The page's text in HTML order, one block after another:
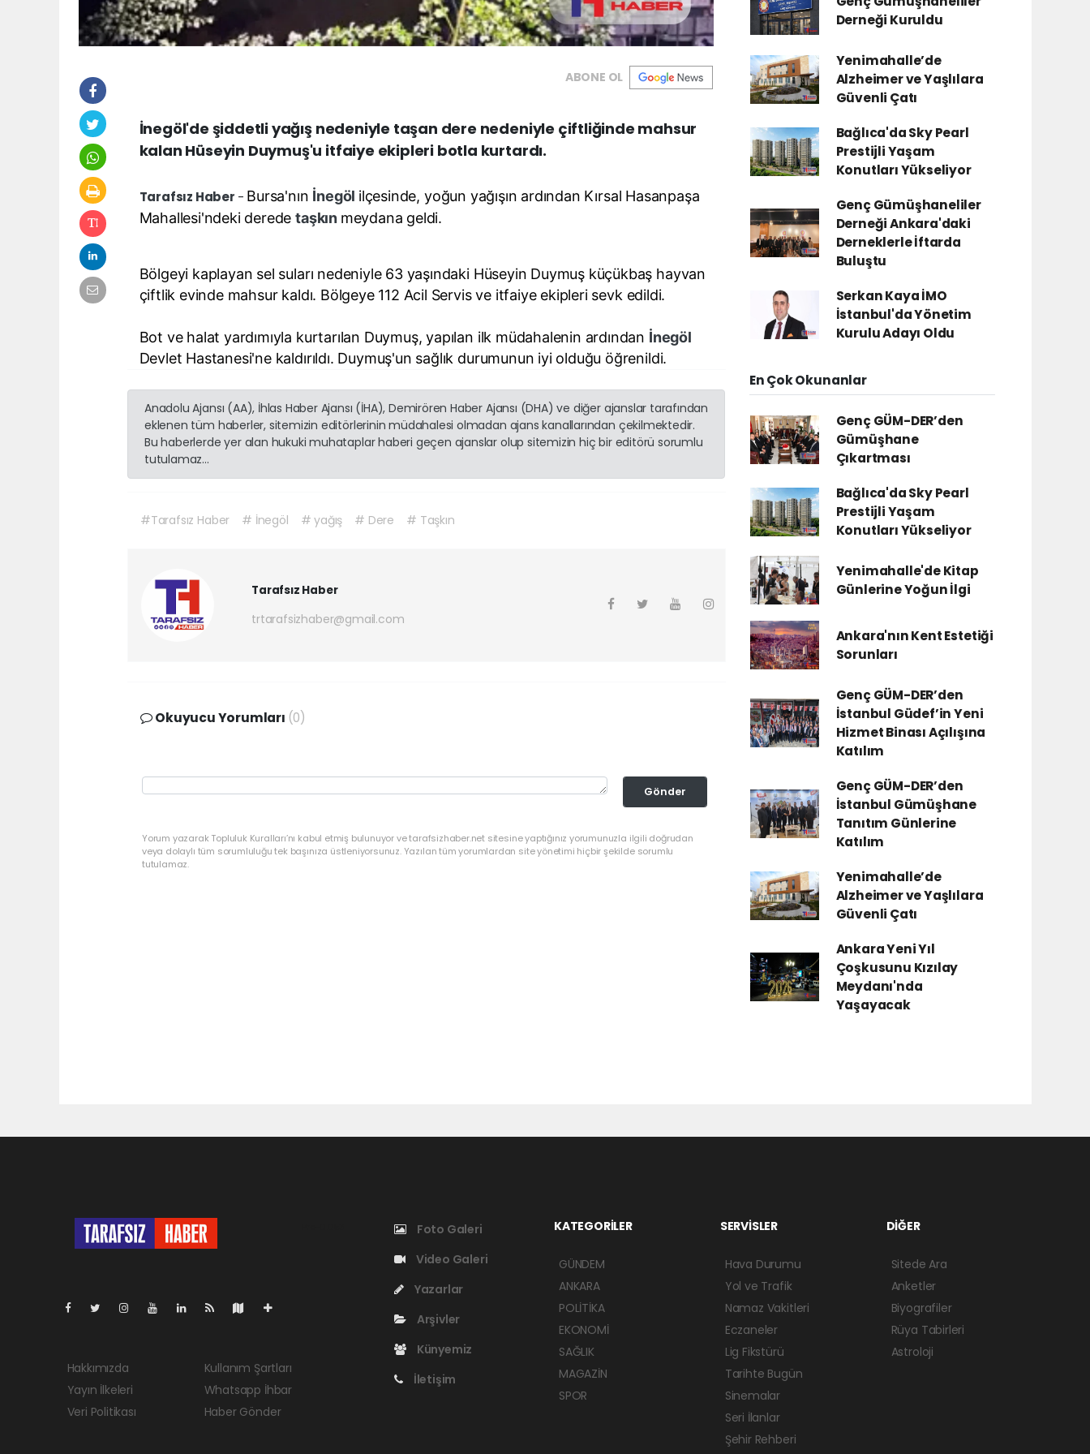
ABONE OL
İnegöl'de şiddetli yağış nedeniyle taşan dere nedeniyle çiftliğinde mahsur
kalan Hüseyin Duymuş'u itfaiye ekipleri botla kurtardı.
Tarafsız Haber - Bursa'nın İnegöl ilçesinde, yoğun yağışın ardından Kırsal Hasanpaşa
Mahallesi'ndeki deredetaşkın meydana geldi.
Bölgeyi kaplayan sel suları nedeniyle 63 yaşındaki Hüseyin Duymuş küçükbaş hayvan
çiftlik evinde mahsur kaldı. Bölgeye 112 Acil Servis ve itfaiye ekipleri sevk edildi.
Bot ve halat yardımıyla kurtarılan Duymuş, yapılan ilk müdahalenin ardından İnegöl
Devlet Hastanesi'ne kaldırıldı. Duymuş'un sağlık durumunun iyi olduğu öğrenildi.
Anadolu Ajansı (AA), İhlas Haber Ajansı (İHA), Demirören Haber Ajansı (DHA) ve diğer ajanslar tarafından
eklenen tüm haberler, sitemizin editörlerinin müdahalesi olmadan ajans kanallarından çekilmektedir.
Bu haberlerde yer alan hukuki muhataplar haberi geçen ajanslar olup sitemizin hiç bir editörü sorumlu
tutulamaz...
#Tarafsız Haber # İnegöl # yağış # Dere # Taşkın
Tarafsız Haber
trtarafsizhaber@gmail.com
Okuyucu Yorumları (0)
Gönder
Yorum yazarak Topluluk Kuralları’nı kabul etmiş bulunuyor ve tarafsizhaber.net sitesine yaptığınız yorumunuzla ilgili doğrudan
veya dolaylı tüm sorumluluğu tek başınıza üstleniyorsunuz. Yazılan tüm yorumlardan site yönetimi hiçbir şekilde sorumlu
tutulamaz.
Derneği Kuruldu
Yenimahalle’de
Alzheimer ve Yaşlılara
Güvenli Çatı
Bağlıca'da Sky Pearl
Prestijli Yaşam
Konutları Yükseliyor
Genç Gümüşhaneliler
Derneği Ankara'daki
Derneklerle İftarda
Buluştu
Serkan Kaya İMO
İstanbul'da Yönetim
Kurulu Adayı Oldu
En Çok Okunanlar
Genç GÜM-DER’den
Gümüşhane
Çıkartması
Bağlıca'da Sky Pearl
Prestijli Yaşam
Konutları Yükseliyor
Yenimahalle'de Kitap
Günlerine Yoğun İlgi
Ankara'nın Kent Estetiği
Sorunları
Genç GÜM-DER’den
İstanbul Güdef’in Yeni
Hizmet Binası Açılışına
Katılım
Genç GÜM-DER’den
İstanbul Gümüşhane
Tanıtım Günlerine
Katılım
Yenimahalle’de
Alzheimer ve Yaşlılara
Güvenli Çatı
Ankara Yeni Yıl
Çoşkusunu Kızılay
Meydanı'nda
Yaşayacak
Hakkımızda
Yayın İlkeleri
Veri Politikası
Kullanım Şartları
Whatsapp İhbar
Haber Gönder
Foto Galeri
Video Galeri
Yazarlar
Arşivler
Künyemiz
İletişim
KATEGORİLER
GÜNDEM
ANKARA
POLİTİKA
EKONOMİ
SAĞLIK
MAGAZİN
SPOR
SERVİSLER
Hava Durumu
Yol ve Trafik
Namaz Vakitleri
Eczaneler
Lig Fikstürü
Tarihte Bugün
Sinemalar
Seri İlanlar
Şehir Rehberi
DİĞER
Sitede Ara
Anketler
Biyografiler
Rüya Tabirleri
Astroloji